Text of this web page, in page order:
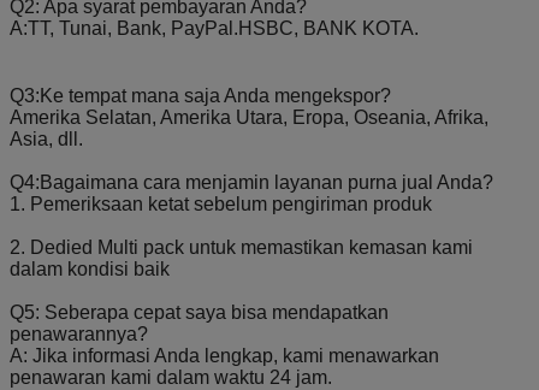
208
Katup kartrid SUN
RDDA-LAN
Katup kartrid SUN
RDDA-LAN
210
kit perbaikan katup
variabel laut
kit perbaikan katup
variabel laut
kit perbaikan
katup variabel
211
Kit perbaikan motor
RMC350 kelautan
RMC350
Perlengkapan
perbaikan
212
Kit perbaikan motor
bodi 06V kelautan
Kirim badan 06V
perbaikan
213
Kit perbaikan blok
katup kelautan 06V
214
Kirim Kit Perbaikan
Saluran 06V
Kirim 06V
215
Kit Perbaikan Pompa
Jari-jari 06V Laut
Kirim 06V
Kit Perbaikan
Q2: Apa syarat pembayaran Anda?
A:TT, Tunai, Bank, PayPal.HSBC, BANK KOTA.
Q3: Ke tempat mana saja Anda mengekspor?
Amerika Selatan, Amerika Utara, Eropa, Oseania, Afrika,
Asia, dll.
Q4: Bagaimana cara menjamin layanan purna jual Anda?
1. Pemeriksaan ketat sebelum pengiriman produk
2. Dedied Multi pack untuk memastikan kemasan kami
dalam kondisi baik
Q5: Seberapa cepat saya bisa mendapatkan
penawarannya?
A: Jika informasi Anda lengkap, kami menawarkan
penawaran kami dalam waktu 24 jam.